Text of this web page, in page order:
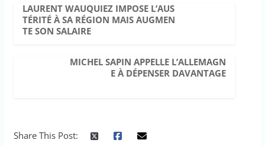
LAURENT WAUQUIEZ IMPOSE L’AUS
TÉRITÉ À SA RÉGION MAIS AUGMEN
TE SON SALAIRE
MICHEL SAPIN APPELLE L’ALLEMAGN
E À DÉPENSER DAVANTAGE
Share This Post: